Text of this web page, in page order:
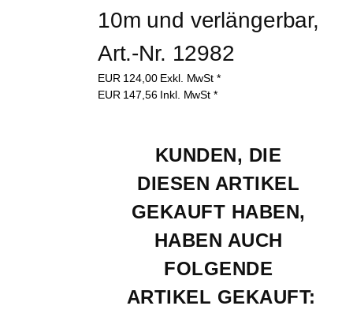
10m und verlängerbar,
Art.-Nr. 12982
EUR 124,00 Exkl. MwSt *
EUR 147,56 Inkl. MwSt *
KUNDEN, DIE
DIESEN ARTIKEL
GEKAUFT HABEN,
HABEN AUCH
FOLGENDE
ARTIKEL GEKAUFT: